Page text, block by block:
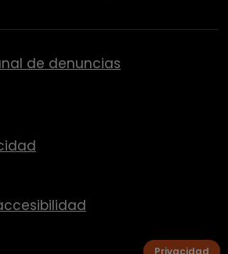
de denuncias
Privacidad